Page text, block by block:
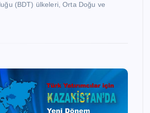
(BDT) ülkeleri, Orta Doğu ve